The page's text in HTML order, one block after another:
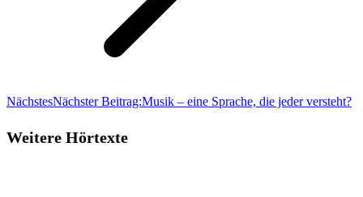
NächstesNächster Beitrag:Musik – eine Sprache, die jeder versteht?
Weitere Hörtexte